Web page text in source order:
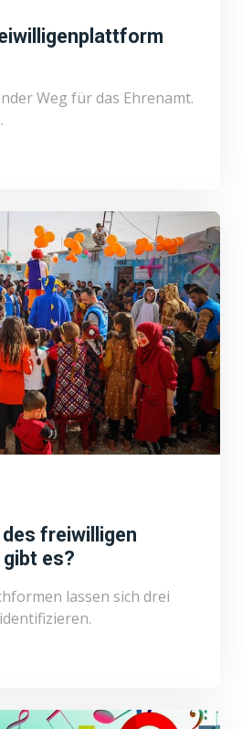
Weg für das Ehrenamt.
freiwilligen
gibt es?
lassen sich drei